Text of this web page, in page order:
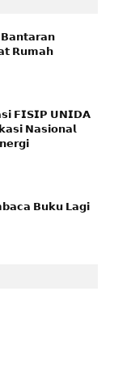
𝗕𝗮𝗻𝘁𝗮𝗿𝗮𝗻
𝗥𝘂𝗺𝗮𝗵
𝗙𝗜𝗦𝗜𝗣 𝗨𝗡𝗜𝗗𝗔
𝗡𝗮𝘀𝗶𝗼𝗻𝗮𝗹
𝗕𝘂𝗸𝘂 𝗟𝗮𝗴𝗶